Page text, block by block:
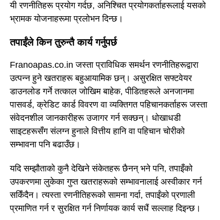
यी रणनीतिहरू प्रयोग गर्दछ, अनिश्चित प्रयोगकर्ताहरूलाई यसको
भ्रामक योजनाहरूमा प्रलोभन दिन्छ।
तपाईंले किन तुरुन्तै कार्य गर्नुपर्छ
Franoapas.co.in जस्ता प्राविधिक समर्थन रणनीतिहरूद्वारा
उत्पन्न हुने खतराहरू बहुआयामिक छन्। असुरक्षित सफ्टवेयर
डाउनलोड गर्ने तत्काल जोखिम बाहेक, पीडितहरूले अनजानमा
पासवर्ड, क्रेडिट कार्ड विवरण वा व्यक्तिगत पहिचानकर्ताहरू जस्ता
संवेदनशील जानकारीहरू उजागर गर्न सक्छन्। धोखाधडी
साइटहरूसँग संलग्न हुनाले वित्तीय हानि वा पहिचान चोरीको
सम्भावना पनि बढाउँछ।
यदि सम्झौताको कुनै देखिने संकेतहरू छैनन् भने पनि, तपाइँको
उपकरणमा लुकेका गुप्त खतराहरूको सम्भावनालाई अस्वीकार गर्न
सकिँदैन। त्यस्ता रणनीतिहरूको सामना गर्दा, तपाईंको प्रणाली
प्रमाणित गर्न र सुरक्षित गर्न निर्णायक कार्य सधैं सल्लाह दिइन्छ।